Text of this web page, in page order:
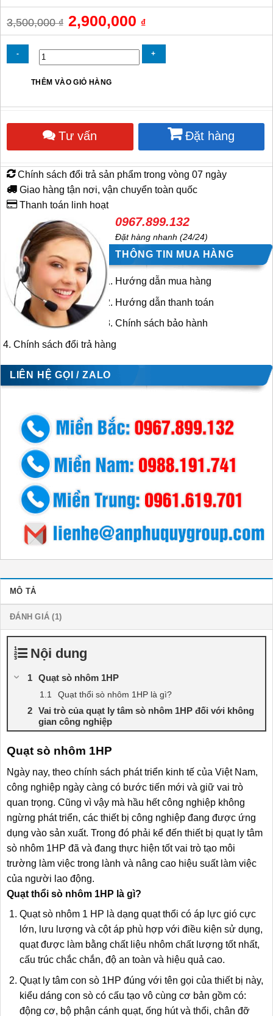
3,500,000₫
Giá
gốc
là:
2,900,000 ₫
Giá
hiện
tại
là:
2,900,000 ₫.
số
THÊM VÀO GIỎ HÀNG
Tư vấn Đặt hàng
Chính sách đổi trả sản phẩm trong vòng 07 ngày
Giao hàng tận nơi, vận chuyển toàn quốc
Thanh toán linh hoạt
0967.899.132
Đặt hàng nhanh (24/24)
THÔNG TIN MUA HÀNG
Hướng dẫn mua hàng
Hướng dẫn thanh toán
Chính sách bảo hành
Chính sách đổi trả hàng
LIÊN HỆ GỌI / ZALO
MÔ TẢ
ĐÁNH GIÁ (1)
Nội dung
Quạt sò nhôm 1HP
Quạt thổi sò nhôm 1HP là gì?
Vai trò của quạt ly tâm sò nhôm 1HP đối với không
gian công nghiệp
Quạt sò nhôm 1HP
Ngày nay, theo chính sách phát triển kinh tế của Việt Nam,
công nghiệp ngày càng có bước tiến mới và giữ vai trò
quan trọng. Cũng vì vậy mà hầu hết công nghiệp không
ngừng phát triển, các thiết bị công nghiệp đang được ứng
dụng vào sản xuất. Trong đó phải kể đến thiết bị quạt ly tâm
sò nhôm 1HP đã và đang thực hiện tốt vai trò tạo môi
trường làm việc trong lành và nâng cao hiệu suất làm việc
của người lao động.
Quạt thổi sò nhôm 1HP là gì?
Quạt sò nhôm 1 HP là dạng quạt thổi có áp lực gió cực
lớn, lưu lượng và cột áp phù hợp với điều kiện sử dụng,
quạt được làm bằng chất liệu nhôm chất lượng tốt nhất,
cấu trúc chắc chắn, độ an toàn và hiệu quả cao.
Quạt ly tâm con sò 1HP đúng với tên gọi của thiết bị này,
kiểu dáng con sò có cấu tạo vô cùng cơ bản gồm có:
động cơ, bộ phận cánh quạt, ống hút và thổi, chân đỡ